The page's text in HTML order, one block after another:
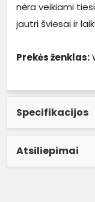
nėra veikiami
jautri šviesai ir
Prekės ženklas:
Specifikacijos
Atsiliepimai